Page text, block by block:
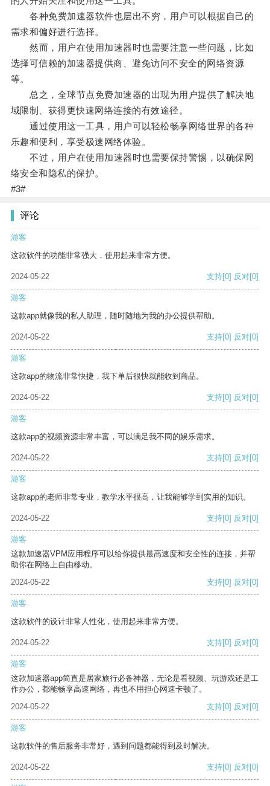
各种免费加速器软件也层出不穷，用户可以根据自己的
需求和偏好进行选择。
然而，用户在使用加速器时也需要注意一些问题，比如
选择可信赖的加速器提供商、避免访问不安全的网络资源
等。
总之，全球节点免费加速器的出现为用户提供了解决地
域限制、获得更快速网络连接的有效途径。
通过使用这一工具，用户可以轻松畅享网络世界的各种
乐趣和便利，享受极速网络体验。
不过，用户在使用加速器时也需要保持警惕，以确保网
络安全和隐私的保护。
#3#
评论
游客
这款软件的功能非常强大，使用起来非常方便。
2024-05-22 支持[0] 反对[0]
游客
这款app就像我的私人助理，随时随地为我的办公提供帮助。
2024-05-22 支持[0] 反对[0]
游客
这款app的物流非常快捷，我下单后很快就能收到商品。
2024-05-22 支持[0] 反对[0]
游客
这款app的视频资源非常丰富，可以满足我不同的娱乐需求。
2024-05-22 支持[0] 反对[0]
游客
这款app的老师非常专业，教学水平很高，让我能够学到实用的知识。
2024-05-22 支持[0] 反对[0]
游客
这款加速器VPM应用程序可以给你提供最高速度和安全性的连接，并帮
助你在网络上自由移动。
2024-05-22
支持[0] 反对[0]
游客
这款软件的设计非常人性化，使用起来非常方便。
2024-05-22 支持[0] 反对[0]
游客
这款加速器app简直是居家旅行必备神器，无论是看视频、玩游戏还是工
作办公，都能畅享高速网络，再也不用担心网速卡顿了。
2024-05-22
支持[0] 反对[0]
游客
这款软件的售后服务非常好，遇到问题都能得到及时解决。
2024-05-22 支持[0] 反对[0]